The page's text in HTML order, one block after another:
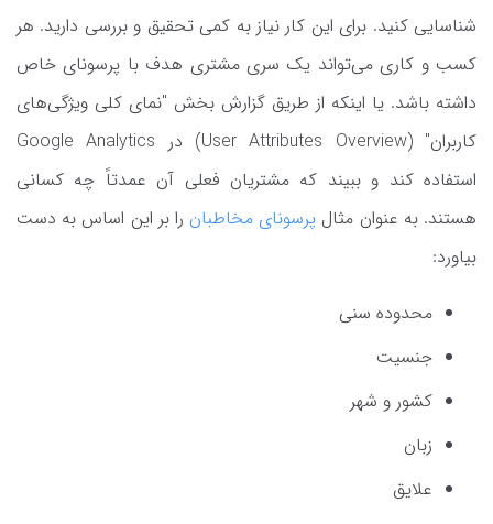
شناسایی کنید. برای این کار نیاز به کمی تحقیق و بررسی دارید. هر
کسب و کاری می‌تواند یک سری مشتری هدف با پرسونای خاص
داشته باشد. یا اینکه از طریق گزارش بخش "نمای کلی ویژگی‌های
کاربران" (User Attributes Overview) در Google Analytics
استفاده کند و ببیند که مشتریان فعلی آن عمدتاً چه کسانی
هستند. به عنوان مثال پرسونای مخاطبان را بر این اساس به دست
بیاورد:
محدوده سنی
جنسیت
کشور و شهر
زبان
علایق